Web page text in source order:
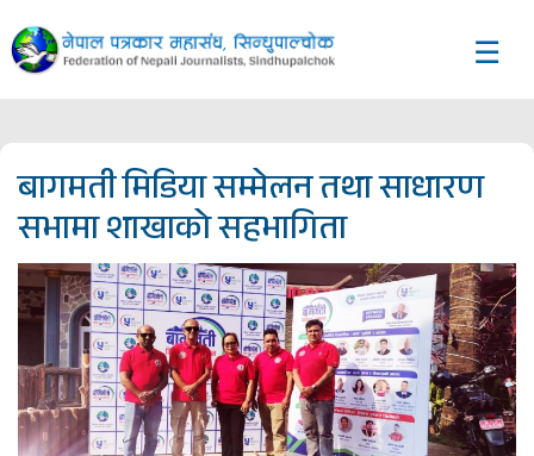
☰
बागमती मिडिया सम्मेलन तथा साधारण
सभामा शाखाको सहभागिता